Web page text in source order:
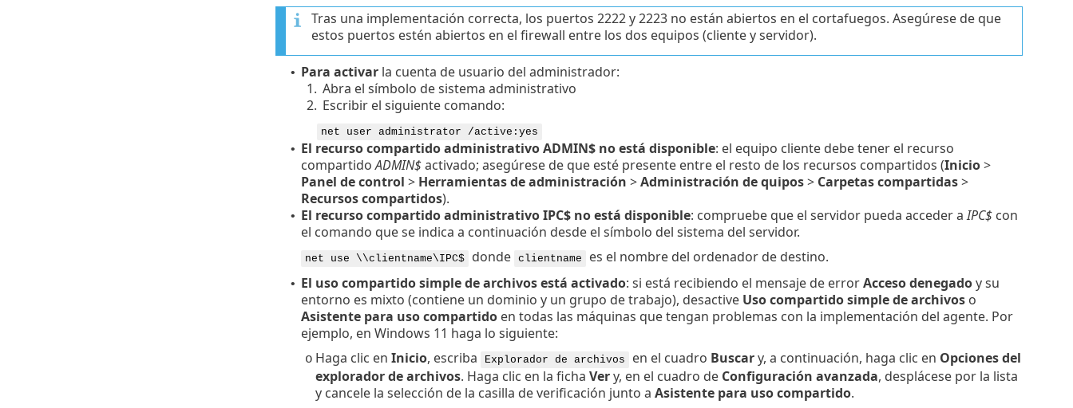
Tras una implementación correcta, los puertos 2222 y 2223 no están abiertos en el cortafuegos. Asegúrese de que
estos puertos estén abiertos en el firewall entre los dos equipos (cliente y servidor).
• Para activar la cuenta de usuario del administrador:
1. Abra el símbolo de sistema administrativo
2. Escribir el siguiente comando:
net user administrator /active:yes
• El recurso compartido administrativo ADMIN$ no está disponible: el equipo cliente debe tener el recurso
compartidoADMIN$activado; asegúrese de que esté presente entre el resto de los recursos compartidos (Inicio>
Panel de control > Herramientas de administración >Administración de quipos> Carpetas compartidas>
Recursos compartidos).
• El recurso compartido administrativo IPC$ no está disponible: compruebe que el servidor pueda acceder aIPC$con
el comando que se indica a continuación desde el símbolo del sistema del servidor.
net use \\clientname\IPC$ donde clientname es el nombre del ordenador de destino.
• El uso compartido simple de archivos está activado: si está recibiendo el mensaje de errorAcceso denegadoy su
entorno es mixto (contiene un dominio y un grupo de trabajo), desactive Uso compartido simple de archivoso
Asistente para uso compartidoen todas las máquinas que tengan problemas con la implementación del agente. Por
ejemplo, en Windows 11 haga lo siguiente:
o Haga clic en Inicio, escriba Explorador de archivos en el cuadro Buscary, a continuación, haga clic en Opciones del
explorador de archivos. Haga clic en la ficha Very, en el cuadro de Configuración avanzada, desplácese por la lista
y cancele la selección de la casilla de verificación junto a Asistente para uso compartido.